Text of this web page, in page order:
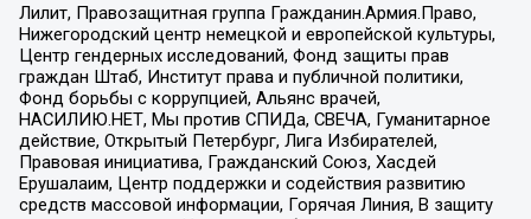
Лилит, Правозащитная группа Гражданин.Армия.Право,
Нижегородский центр немецкой и европейской культуры,
Центр гендерных исследований, Фонд защиты прав
граждан Штаб, Институт права и публичной политики,
Фонд борьбы с коррупцией, Альянс врачей,
НАСИЛИЮ.НЕТ, Мы против СПИДа, СВЕЧА, Гуманитарное
действие, Открытый Петербург, Лига Избирателей,
Правовая инициатива, Гражданский Союз, Хасдей
Ерушалаим, Центр поддержки и содействия развитию
средств массовой информации, Горячая Линия, В защиту